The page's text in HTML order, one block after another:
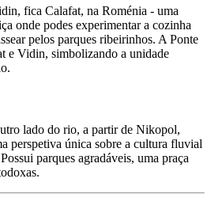
fica Calafat, na Roménia - uma
onde podes experimentar a cozinha
pelos parques ribeirinhos. A Ponte
e Vidin, simbolizando a unidade
lado do rio, a partir de Nikopol,
perspetiva única sobre a cultura fluvial
parques agradáveis, uma praça